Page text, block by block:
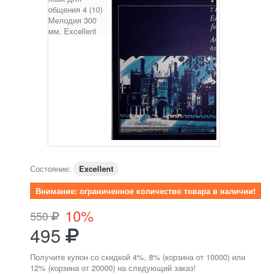
Состояние:
Excellent
Внимание: ограниченное количество товара в наличии!
550 10%
495
Получите купон со скидкой 4%, 8% (корзина от 10000) или
12% (корзина от 20000) на следующий заказ!